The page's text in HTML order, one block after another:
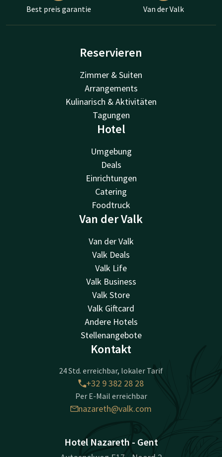
Best preis garantie Van der Valk
Reservieren
Zimmer & Suiten
Arrangements
Kulinarisch & Aktivitäten
Tagungen
Hotel
Umgebung
Deals
Einrichtungen
Catering
Foodtruck
Van der Valk
Van der Valk
Valk Deals
Valk Life
Valk Business
Valk Store
Valk Giftcard
Andere Hotels
Stellenangebote
Kontakt
24 Std. erreichbar, lokaler Tarif
+32 9 382 28 28
Per E-Mail erreichbar
nazareth@valk.com
Hotel Nazareth - Gent